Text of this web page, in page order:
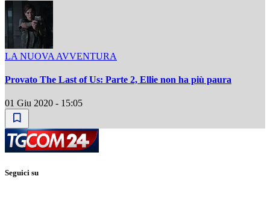
LA NUOVA AVVENTURA
Provato The Last of Us: Parte 2, Ellie non ha più paura
01 Giu 2020 - 15:05
Seguici su